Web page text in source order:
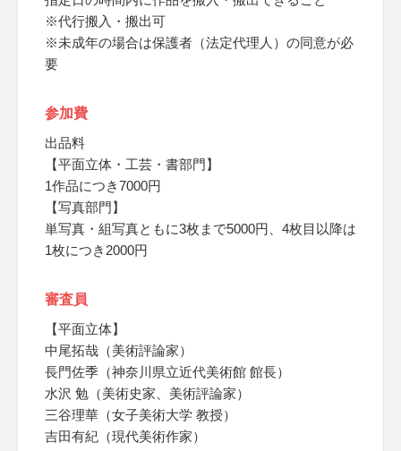
※代行搬入・搬出可
※未成年の場合は保護者（法定代理人）の同意が必
要
参加費
出品料
【平面立体・工芸・書部門】
1作品につき7000円
【写真部門】
単写真・組写真ともに3枚まで5000円、4枚目以降は
1枚につき2000円
審査員
【平面立体】
中尾拓哉（美術評論家）
長門佐季（神奈川県立近代美術館 館長）
水沢 勉（美術史家、美術評論家）
三谷理華（女子美術大学 教授）
吉田有紀（現代美術作家）